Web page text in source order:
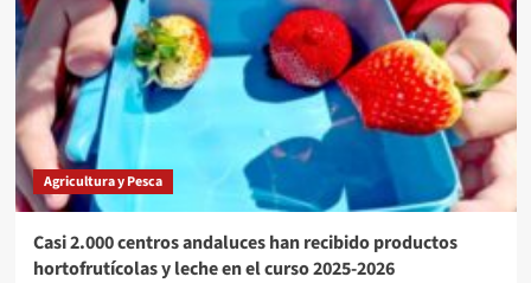
Agricultura y Pesca
Casi 2.000 centros andaluces han recibido productos
hortofrutícolas y leche en el curso 2025-2026